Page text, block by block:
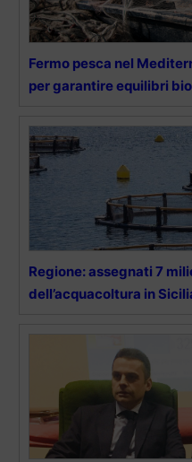
Fermo pesca nel
per garantire equilibri
Regione: assegnati 7
dell’acquacoltura in